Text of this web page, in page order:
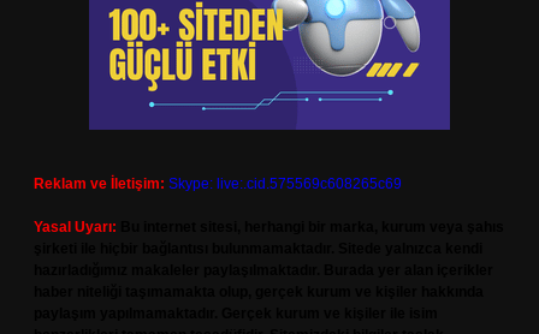
Reklam ve İletişim: Skype: live:.cid.575569c608265c69
Yasal Uyarı: